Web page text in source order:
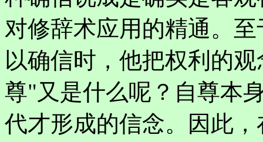
对修辞术应用的精通。
以确信时，他把权利的
尊"又是什么呢？自尊本
代才形成的信念。因此